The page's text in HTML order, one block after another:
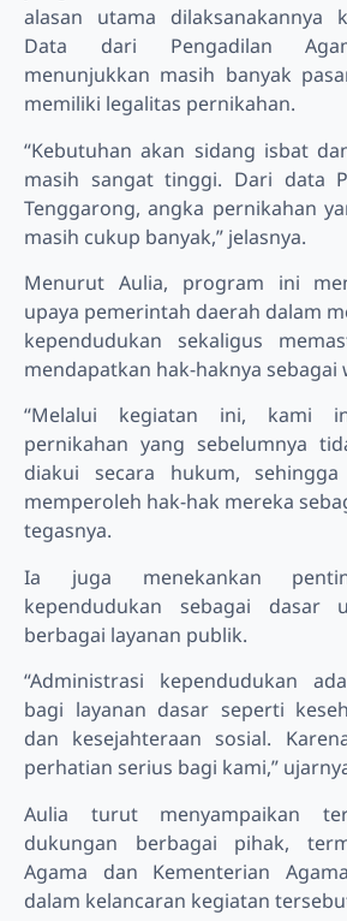
alasan utama dilaksanakannya
Data dari Pengadilan
menunjukkan masih banyak
memiliki legalitas pernikahan.
“Kebutuhan akan sidang isbat
masih sangat tinggi. Dari data
Tenggarong, angka pernikahan
masih cukup banyak,” jelasnya.
Menurut Aulia, program ini
upaya pemerintah daerah dalam
kependudukan sekaligus
mendapatkan hak-haknya sebagai
“Melalui kegiatan ini, kami
pernikahan yang sebelumnya
diakui secara hukum,
memperoleh hak-hak mereka
tegasnya.
Ia juga menekankan
kependudukan sebagai dasar
berbagai layanan publik.
“Administrasi kependudukan
bagi layanan dasar seperti
dan kesejahteraan sosial.
perhatian serius bagi kami,”
Aulia turut menyampaikan
dukungan berbagai pihak,
Agama dan Kementerian
dalam kelancaran kegiatan